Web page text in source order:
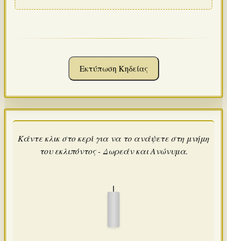
Εκτύπωση Κηδείας
Κάντε κλικ στο κερί για να το ανάψετε στη μνήμη
του εκλιπόντος - Δωρεάν και Ανώνυμα.